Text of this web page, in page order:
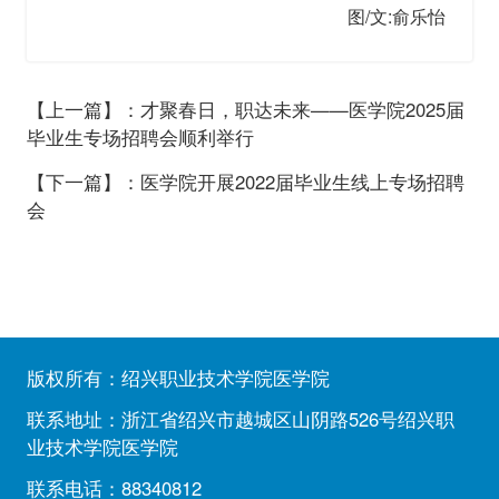
图/文:俞乐怡
【上一篇】：才聚春日，职达未来——医学院2025届
毕业生专场招聘会顺利举行
【下一篇】：医学院开展2022届毕业生线上专场招聘
会
版权所有：绍兴职业技术学院医学院
联系地址：浙江省绍兴市越城区山阴路526号绍兴职
业技术学院医学院
联系电话：88340812